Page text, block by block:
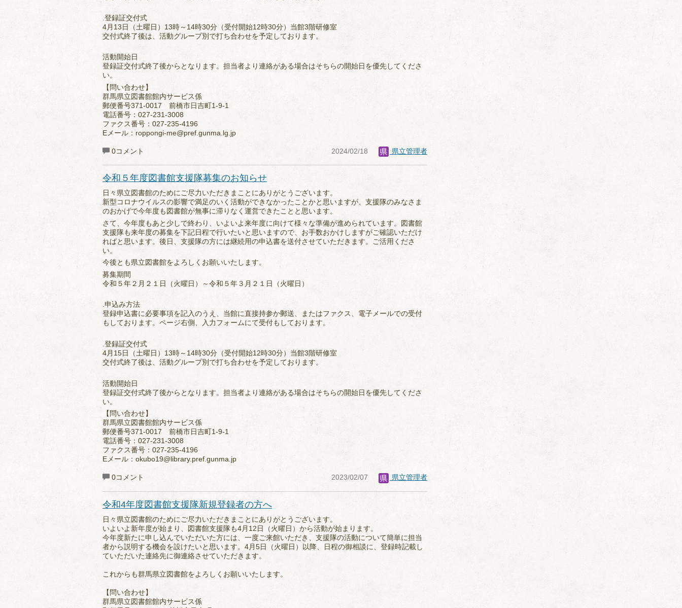
.登録証交付式
4月13日（土曜日）13時～14時30分（受付開始12時30分）当館3階研修室
交付式終了後は、活動グループ別で打ち合わせを予定しております。
活動開始日
登録証交付式終了後からとなります。担当者より連絡がある場合はそちらの開始日を優先してくださ
い。
【問い合わせ】
群馬県立図書館館内サービス係
郵便番号371-0017 前橋市日吉町1-9-1
電話番号：027-231-3008
ファクス番号：027-235-4196
Eメール：roppongi-me@pref.gunma.lg.jp
0コメント 2024/02/18 県立管理者
令和５年度図書館支援隊募集のお知らせ
日々県立図書館のためにご尽力いただきまことにありがとうございます。
新型コロナウイルスの影響で満足のいく活動ができなかったことかと思いますが、支援隊のみなさま
のおかげで今年度も図書館が無事に滞りなく運営できたことと思います。
さて、今年度もあと少しで終わり、いよいよ来年度に向けて様々な準備が進められています。図書館
支援隊も来年度の募集を下記日程で行いたいと思いますので、お手数おかけしますがご確認いただけ
ればと思います。後日、支援隊の方には継続用の申込書を送付させていただきます。ご活用くださ
い。
今後とも県立図書館をよろしくお願いいたします。
募集期間
令和５年２月２１日（火曜日）～令和５年３月２１日（火曜日）
.申込み方法
登録申込書に必要事項を記入のうえ、当館に直接持参か郵送、またはファクス、電子メールでの受付
もしております。ページ右側、入力フォームにて受付もしております。
.登録証交付式
4月15日（土曜日）13時～14時30分（受付開始12時30分）当館3階研修室
交付式終了後は、活動グループ別で打ち合わせを予定しております。
活動開始日
登録証交付式終了後からとなります。担当者より連絡がある場合はそちらの開始日を優先してくださ
い。
【問い合わせ】
群馬県立図書館館内サービス係
郵便番号371-0017 前橋市日吉町1-9-1
電話番号：027-231-3008
ファクス番号：027-235-4196
Eメール：okubo19@library.pref.gunma.jp
0コメント 2023/02/07 県立管理者
令和4年度図書館支援隊新規登録者の方へ
日々県立図書館のためにご尽力いただきまことにありがとうございます。
いよいよ新年度が始まり、図書館支援隊も4月12日（火曜日）から活動が始まります。
今年度新たに申し込んでいただいた方には、一度ご来館いただき、支援隊の活動について簡単に担当
者から説明する機会を設けたいと思います。4月5日（火曜日）以降、日程の御相談に、登録時記載し
ていただいた連絡先に御連絡させていただきます。
これからも群馬県立図書館をよろしくお願いいたします。
【問い合わせ】
群馬県立図書館館内サービス係